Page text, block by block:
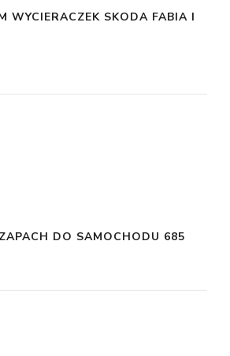
WYCIERACZEK SKODA FABIA I
DO SAMOCHODU 685